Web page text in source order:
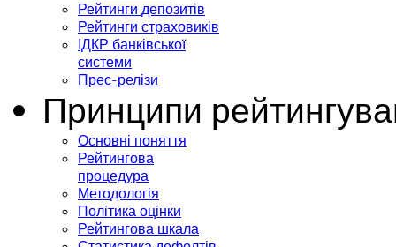
Рейтинги депозитів
Рейтинги страховиків
ІДКР банківської
системи
Прес-релізи
Принципи
Основні поняття
Рейтингова
процедура
Методологія
Політика оцінки
Рейтингова шкала